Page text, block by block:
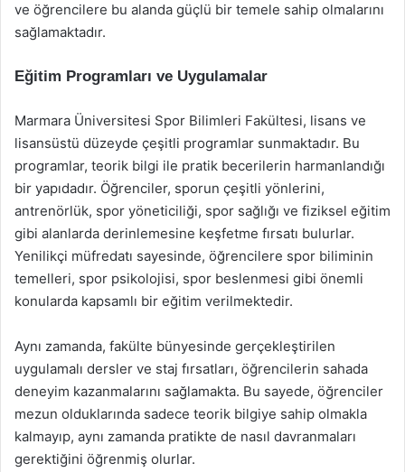
ve öğrencilere bu alanda güçlü bir temele sahip olmalarını
sağlamaktadır.
Eğitim Programları ve Uygulamalar
Marmara Üniversitesi Spor Bilimleri Fakültesi, lisans ve
lisansüstü düzeyde çeşitli programlar sunmaktadır. Bu
programlar, teorik bilgi ile pratik becerilerin harmanlandığı
bir yapıdadır. Öğrenciler, sporun çeşitli yönlerini,
antrenörlük, spor yöneticiliği, spor sağlığı ve fiziksel eğitim
gibi alanlarda derinlemesine keşfetme fırsatı bulurlar.
Yenilikçi müfredatı sayesinde, öğrencilere spor biliminin
temelleri, spor psikolojisi, spor beslenmesi gibi önemli
konularda kapsamlı bir eğitim verilmektedir.
Aynı zamanda, fakülte bünyesinde gerçekleştirilen
uygulamalı dersler ve staj fırsatları, öğrencilerin sahada
deneyim kazanmalarını sağlamakta. Bu sayede, öğrenciler
mezun olduklarında sadece teorik bilgiye sahip olmakla
kalmayıp, aynı zamanda pratikte de nasıl davranmaları
gerektiğini öğrenmiş olurlar.